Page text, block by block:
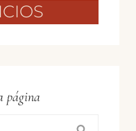
página